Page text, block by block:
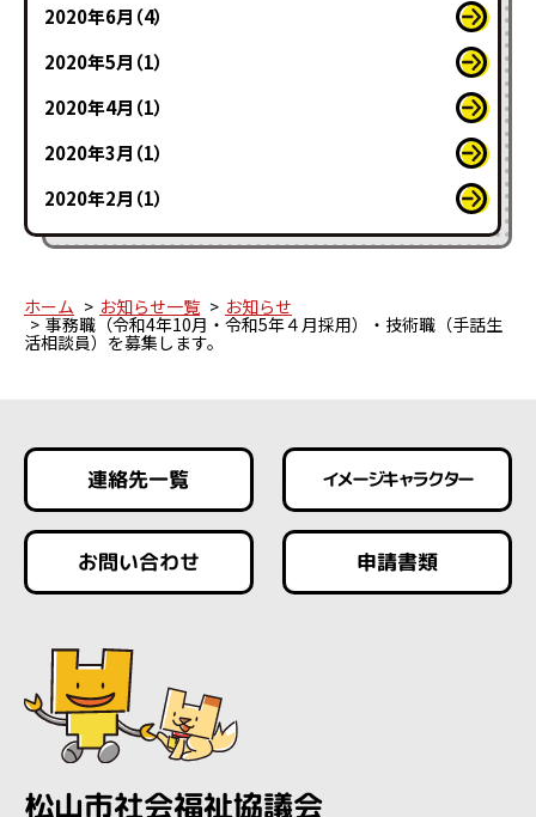
2020年6月（4）
2020年5月（1）
2020年4月（1）
2020年3月（1）
2020年2月（1）
ホーム お知らせ一覧 お知らせ
事務職（令和4年10月・令和5年４月採用）・技術職（手話生
活相談員）を募集します。
連絡先一覧 イメージキャラクター
お問い合わせ 申請書類
松山市社会福祉協議会